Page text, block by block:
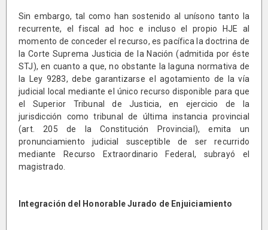
Sin embargo, tal como han sostenido al unísono tanto la
recurrente, el fiscal ad hoc e incluso el propio HJE al
momento de conceder el recurso, es pacífica la doctrina de
la Corte Suprema Justicia de la Nación (admitida por éste
STJ), en cuanto a que, no obstante la laguna normativa de
la Ley 9283, debe garantizarse el agotamiento de la vía
judicial local mediante el único recurso disponible para que
el Superior Tribunal de Justicia, en ejercicio de la
jurisdicción como tribunal de última instancia provincial
(art. 205 de la Constitución Provincial), emita un
pronunciamiento judicial susceptible de ser recurrido
mediante Recurso Extraordinario Federal, subrayó el
magistrado.
Integración del Honorable Jurado de Enjuiciamiento